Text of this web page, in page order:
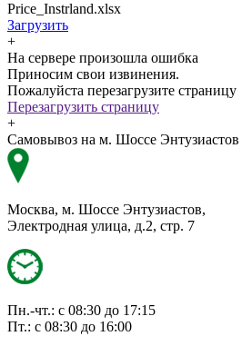
Price_Instrland.xlsx
Загрузить
+
На сервере произошла ошибка
Приносим свои извинения.
Пожалуйста перезагрузите страницу
Перезагрузить страницу
+
Самовывоз на м. Шоссе Энтузиастов
Москва, м. Шоссе Энтузиастов,
Электродная улица, д.2, стр. 7
Пн.-чт.: с 08:30 до 17:15
Пт.: с 08:30 до 16:00